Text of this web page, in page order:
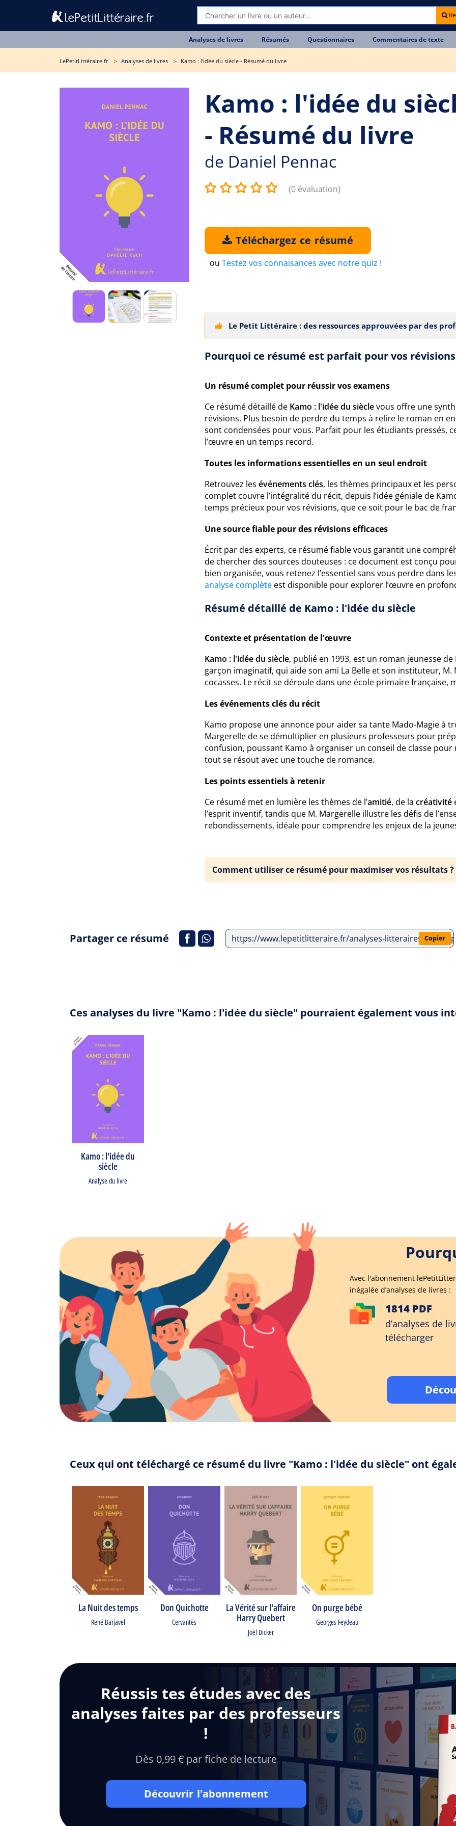
Analyses de livres Résumés Questionnaires Commentaires de texte
LePetitLittéraire.fr Analyses de livres Kamo : l'idée du siècle - Résumé du livre
Kamo : l'idée du
- Résumé du livre
de Daniel Pennac
(0 évaluation)
Téléchargez ce résumé
ou Testez vos connaisances avec notre quiz !
Le Petit Littéraire : des ressources approuvées par des
Pourquoi ce résumé est parfait pour vos révisions
Un résumé complet pour réussir vos examens
Ce résumé détaillé de Kamo : l'idée du sièclevous offre une
révisions. Plus besoin de perdre du temps à relire le roman en
sont condensées pour vous. Parfait pour les étudiants pressés,
l’œuvre en un temps record.
Toutes les informations essentielles en un seul endroit
Retrouvez les événements clés, les thèmes principaux et les
complet couvre l’intégralité du récit, depuis l’idée géniale de
temps précieux pour vos révisions, que ce soit pour le bac de
Une source fiable pour des révisions efficaces
Écrit par des experts, ce résumé fiable vous garantit une
de chercher des sources douteuses : ce document est conçu
bien organisée, vous retenez l’essentiel sans vous perdre dans
analyse complète est disponible pour explorer l’œuvre en
Résumé détaillé de Kamo : l'idée du siècle
Contexte et présentation de l'œuvre
Kamo : l'idée du siècle, publié en 1993, est un roman jeunesse
garçon imaginatif, qui aide son ami La Belle et son instituteur,
cocasses. Le récit se déroule dans une école primaire française,
Les événements clés du récit
Kamo propose une annonce pour aider sa tante Mado-Magie à
Margerelle de se démultiplier en plusieurs professeurs pour
confusion, poussant Kamo à organiser un conseil de classe
tout se résout avec une touche de romance.
Les points essentiels à retenir
Ce résumé met en lumière les thèmes de l’amitié, de la créativité
l’esprit inventif, tandis que M. Margerelle illustre les défis de
rebondissements, idéale pour comprendre les enjeux de la
Comment utiliser ce résumé pour maximiser vos résultats ?
Partager ce résumé https://www.lepetitlitteraire.fr/analyses-litteraires/daniel-
Copier
Ces analyses du livre "Kamo : l'idée du siècle" pourraient également vous
Kamo : l'idée du
siècle
Analyse du livre
Avec l'abonnement
inégalée d’analyses de livres :
1814 PDF
d’analyses de
télécharger
Ceux qui ont téléchargé ce résumé du livre "Kamo : l'idée du siècle" ont
La Nuit des temps
René Barjavel
Don Quichotte
Cervantès
La Vérité sur l'affaire
Harry Quebert
Joël Dicker
On purge bébé
Georges Feydeau
Réussis tes études avec des
analyses faites par des professeurs
!
Dès 0,99 € par fiche de lecture
Découvrir l'abonnement